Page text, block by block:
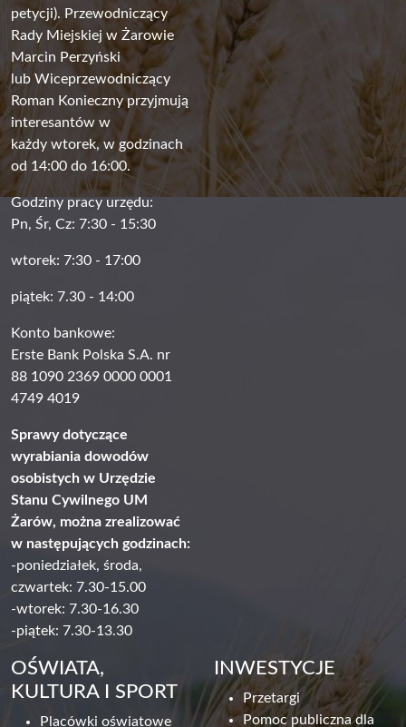
petycji). Przewodniczący
Rady Miejskiej w Żarowie
Marcin Perzyński
lub Wiceprzewodniczący
Roman Konieczny przyjmują
interesantów w
każdy wtorek, w godzinach
od 14:00 do 16:00.
Godziny pracy urzędu:
Pn, Śr, Cz: 7:30 - 15:30
wtorek: 7:30 - 17:00
piątek: 7.30 - 14:00
Konto bankowe:
Erste Bank Polska S.A. nr
88 1090 2369 0000 0001
4749 4019
Sprawy dotyczące
wyrabiania dowodów
osobistych w Urzędzie
Stanu Cywilnego UM
Żarów, można zrealizować
w następujących godzinach:
-poniedziałek, środa,
czwartek: 7.30-15.00
-wtorek: 7.30-16.30
-piątek: 7.30-13.30
OŚWIATA,
KULTURA I SPORT
Placówki oświatowe
INWESTYCJE
Przetargi
Pomoc publiczna dla